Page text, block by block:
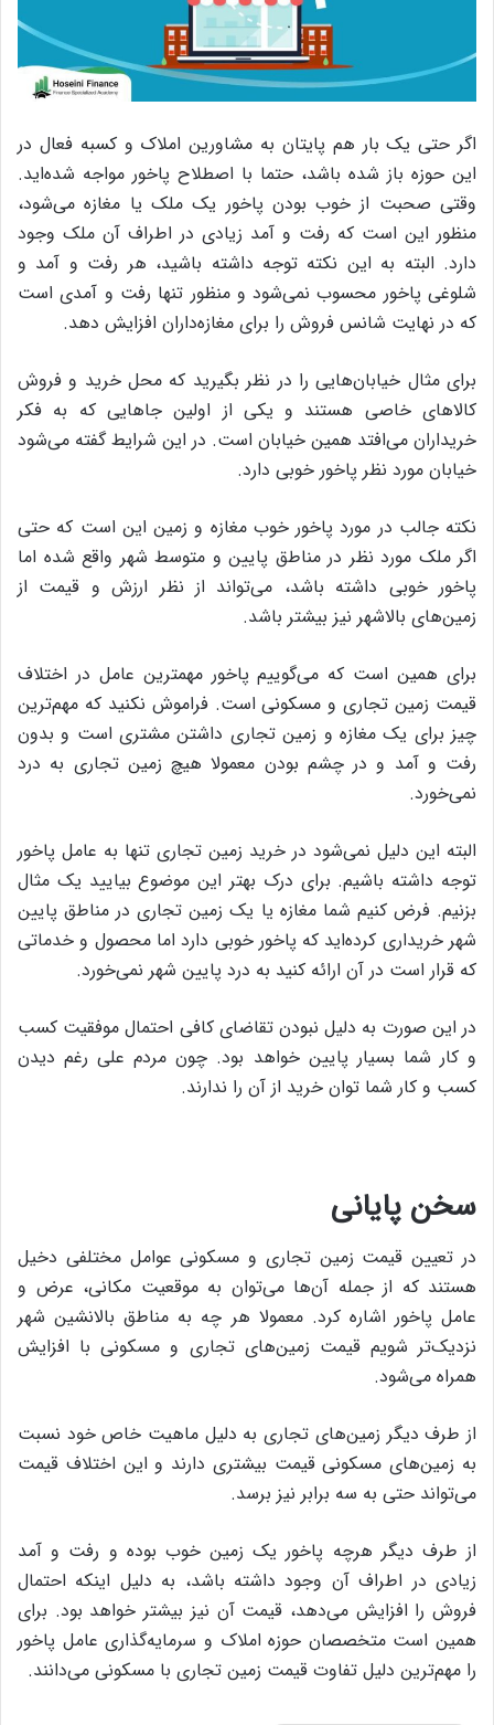
اگر حتی یک بار هم پایتان به مشاورین املاک و کسبه فعال در
این حوزه باز شده باشد، حتما با اصطلاح پاخور مواجه شده‌اید.
وقتی صحبت از خوب بودن پاخور یک ملک یا مغازه می‌شود،
منظور این است که رفت و آمد زیادی در اطراف آن ملک وجود
دارد. البته به این نکته توجه داشته باشید، هر رفت و آمد و
شلوغی پاخور محسوب نمی‌شود و منظور تنها رفت و آمدی است
که در نهایت شانس فروش را برای مغازه‌داران افزایش دهد.
برای مثال خیابان‌هایی را در نظر بگیرید که محل خرید و فروش
کالاهای خاصی هستند و یکی از اولین جاهایی که به فکر
خریداران می‌افتد همین خیابان است. در این شرایط گفته می‌شود
خیابان مورد نظر پاخور خوبی دارد.
نکته جالب در مورد پاخور خوب مغازه و زمین این است که حتی
اگر ملک مورد نظر در مناطق پایین و متوسط شهر واقع شده اما
پاخور خوبی داشته باشد، می‌تواند از نظر ارزش و قیمت از
زمین‌های بالاشهر نیز بیشتر باشد.
برای همین است که می‌گوییم پاخور مهمترین عامل در اختلاف
قیمت زمین تجاری و مسکونی است. فراموش نکنید که مهم‌ترین
چیز برای یک مغازه و زمین تجاری داشتن مشتری است و بدون
رفت و آمد و در چشم بودن معمولا هیچ زمین تجاری به درد
نمی‌خورد.
البته این دلیل نمی‌شود در خرید زمین تجاری تنها به عامل پاخور
توجه داشته باشیم. برای درک بهتر این موضوع بیایید یک مثال
بزنیم. فرض کنیم شما مغازه یا یک زمین تجاری در مناطق پایین
شهر خریداری کرده‌اید که پاخور خوبی دارد اما محصول و خدماتی
که قرار است در آن ارائه کنید به درد پایین شهر نمی‌خورد.
در این صورت به دلیل نبودن تقاضای کافی احتمال موفقیت کسب
و کار شما بسیار پایین خواهد بود. چون مردم علی رغم دیدن
کسب و کار شما توان خرید از آن را ندارند.
سخن پایانی
در تعیین قیمت زمین تجاری و مسکونی عوامل مختلفی دخیل
هستند که از جمله آن‌ها می‌توان به موقعیت مکانی، عرض و
عامل پاخور اشاره کرد. معمولا هر چه به مناطق بالانشین شهر
نزدیک‌تر شویم قیمت زمین‌‌های تجاری و مسکونی با افزایش
همراه می‌شود.
از طرف دیگر زمین‌های تجاری به دلیل ماهیت خاص خود نسبت
به زمین‌های مسکونی قیمت بیشتری دارند و این اختلاف قیمت
می‌تواند حتی به سه برابر نیز برسد.
از طرف دیگر هرچه پاخور یک زمین خوب بوده و رفت و آمد
زیادی در اطراف آن وجود داشته باشد، به دلیل اینکه احتمال
فروش را افزایش می‌دهد، قیمت آن نیز بیشتر خواهد بود. برای
همین است متخصصان حوزه املاک و سرمایه‌گذاری عامل پاخور
را مهم‌ترین دلیل تفاوت قیمت زمین تجاری با مسکونی می‌دانند.